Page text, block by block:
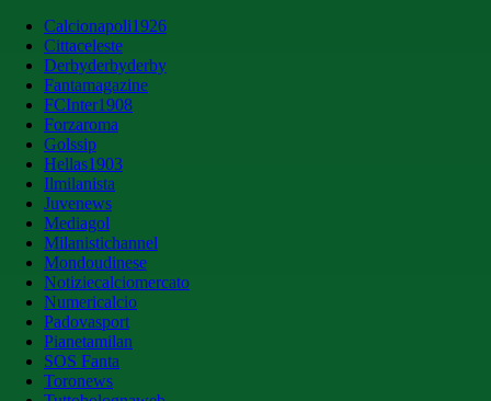
Calcionapoli1926
Cittaceleste
Derbyderbyderby
Fantamagazine
FCInter1908
Forzaroma
Golssip
Hellas1903
Ilmilanista
Juvenews
Mediagol
Milanistichannel
Mondoudinese
Notiziecalciomercato
Numericalcio
Padovasport
Pianetamilan
SOS Fanta
Toronews